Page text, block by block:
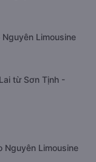
Limousine
từ Sơn Tịnh -
Nguyên Limousine